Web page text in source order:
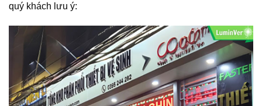
quý khách lưu ý: